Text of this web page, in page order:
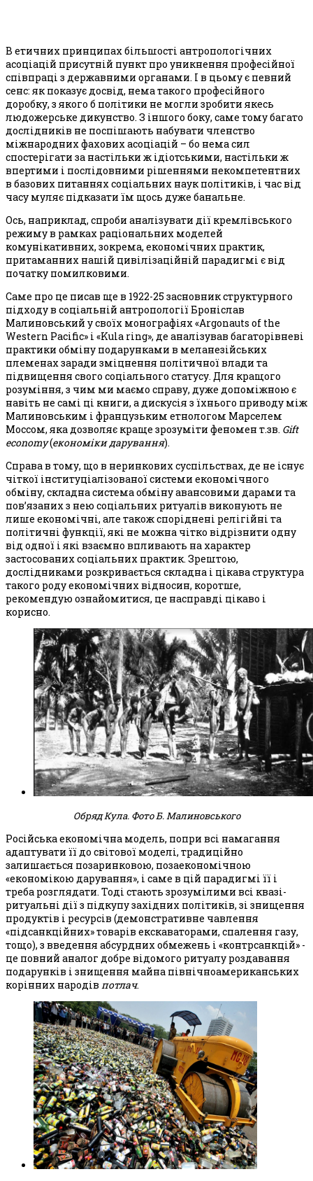
В етичних принципах більшості антропологічних
асоціацій присутній пункт про уникнення професійної
співпраці з державними органами. І в цьому є певний
сенс: як показує досвід, нема такого професійного
доробку, з якого б політики не могли зробити якесь
людожерське дикунство. З іншого боку, саме тому багато
дослідників не поспішають набувати членство
міжнародних фахових асоціацій – бо нема сил
спостерігати за настільки ж ідіотськими, настільки ж
впертими і послідовними рішеннями некомпетентних
в базових питаннях соціальних наук політиків, і час від
часу муляє підказати їм щось дуже банальне.
Ось, наприклад, спроби аналізувати дії кремлівського
режиму в рамках раціональних моделей
комунікативних, зокрема, економічних практик,
притаманних нашій цивілізаційній парадигмі є від
початку помилковими.
Саме про це писав ще в 1922-25 засновник структурного
підходу в соціальній антропології Броніслав
Малиновський у своїх монографіях «Argonauts of the
Western Pacific» і «Kula ring», де аналізував багаторівневі
практики обміну подарунками в меланезійських
племенах заради зміцнення політичної влади та
підвищення свого соціального статусу. Для кращого
розуміння, з чим ми маємо справу, дуже допоміжною є
навіть не самі ці книги, а дискусія з їхнього приводу між
Малиновським і французьким етнологом Марселем
Моссом, яка дозволяє краще зрозуміти феномен т.зв. Gift
economy(економіки дарування).
Справа в тому, що в неринкових суспільствах, де не існує
чіткої інституціалізованої системи економічного
обміну, складна система обміну авансовими дарами та
пов’язаних з нею соціальних ритуалів виконують не
лише економічні, але також споріднені релігійні та
політичні функції, які не можна чітко відрізнити одну
від одної і які взаємно впливають на характер
застосованих соціальних практик. Зрештою,
дослідниками розкривається складна і цікава структура
такого роду економічних відносин, коротше,
рекомендую ознайомитися, це насправді цікаво і
корисно.
Обряд Кула. Фото Б. Малиновського
Російська економічна модель, попри всі намагання
адаптувати її до світової моделі, традиційно
залишається позаринковою, позаекономічною
«економікою дарування», і саме в цій парадигмі її і
треба розглядати. Тоді стають зрозумілими всі квазі-
ритуальні дії з підкупу західних політиків, зі знищення
продуктів і ресурсів (демонстративне чавлення
«підсанкційних» товарів екскаваторами, спалення газу,
тощо), з введення абсурдних обмежень і «контрсанкцій» -
це повний аналог добре відомого ритуалу роздавання
подарунків і знищення майна північноамериканських
корінних народів потлач.